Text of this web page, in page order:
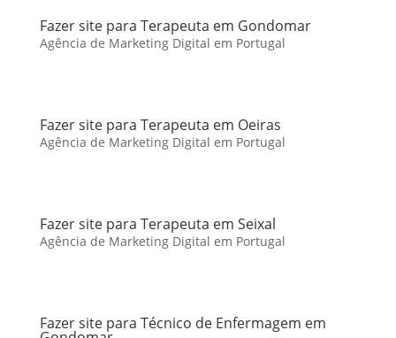
Fazer site para Terapeuta em Gondomar
Agência de Marketing Digital em Portugal
Fazer site para Terapeuta em Oeiras
Agência de Marketing Digital em Portugal
Fazer site para Terapeuta em Seixal
Agência de Marketing Digital em Portugal
Fazer site para Técnico de Enfermagem em